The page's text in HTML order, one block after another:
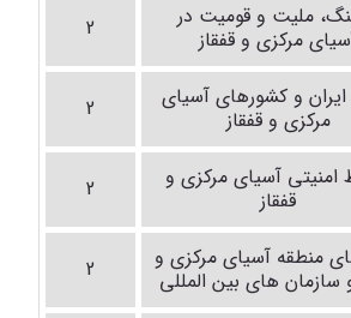
ملیت و قومیت در
مرکزی و قفقاز
2
ایران و کشورهای آسیای
مرکزی و قفقاز
2
آسیای مرکزی و
قفقاز
2
منطقه آسیای مرکزی و
سازمان های بین المللی
2